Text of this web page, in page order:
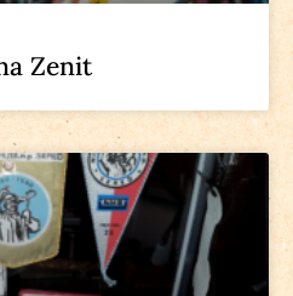
Zenit